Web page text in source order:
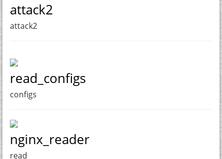
attack2
attack2
read_configs
configs
nginx_reader
read